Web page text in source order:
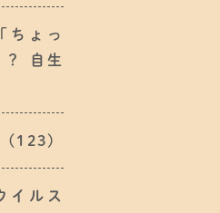
ちょっ
？ 自生
(123)
イルス